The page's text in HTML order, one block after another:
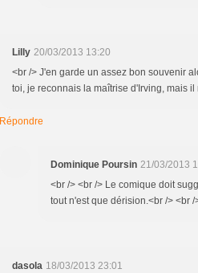
Lilly 20/03/2013 13:20
<br /> J'en garde un assez bon souvenir
toi, je reconnais la maîtrise d'Irving, mais
Répondre
Dominique Poursin 21/03/2013
<br /> <br /> Le comique doit
tout n'est que dérision.<br /> <br /
dasola 18/03/2013 23:01